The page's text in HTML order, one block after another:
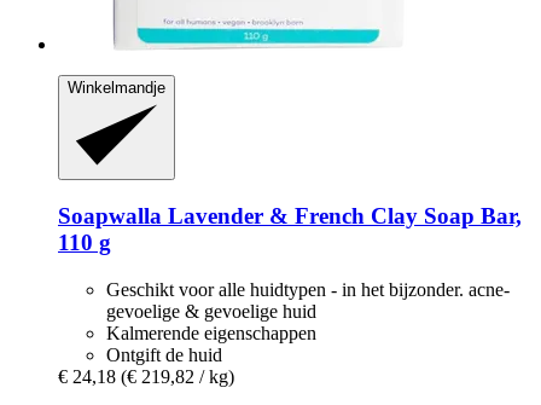
Winkelmandje
Soapwalla Lavender & French Clay Soap Bar,
110 g
Geschikt voor alle huidtypen - in het bijzonder. acne-
gevoelige & gevoelige huid
Kalmerende eigenschappen
Ontgift de huid
€ 24,18 (€ 219,82 / kg)